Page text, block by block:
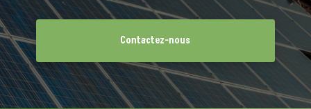
Contactez-nous